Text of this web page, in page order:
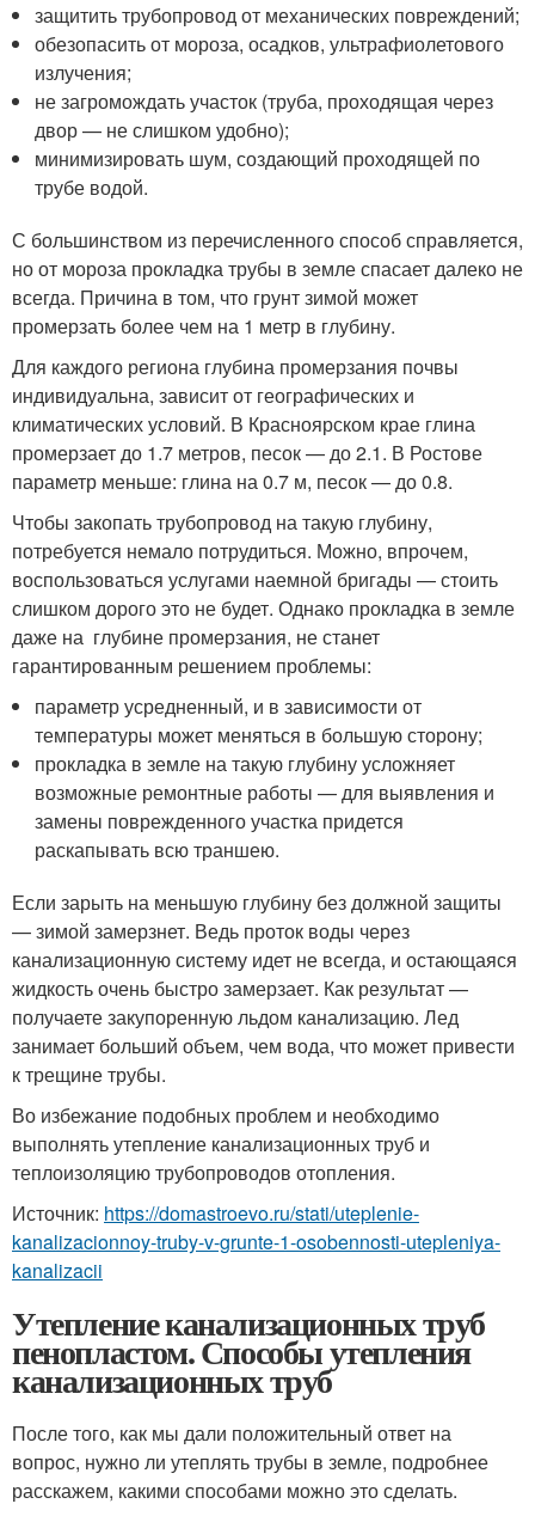
защитить трубопровод от механических повреждений;
обезопасить от мороза, осадков, ультрафиолетового
излучения;
не загромождать участок (труба, проходящая через
двор — не слишком удобно);
минимизировать шум, создающий проходящей по
трубе водой.
С большинством из перечисленного способ справляется,
но от мороза прокладка трубы в земле спасает далеко не
всегда. Причина в том, что грунт зимой может
промерзать более чем на 1 метр в глубину.
Для каждого региона глубина промерзания почвы
индивидуальна, зависит от географических и
климатических условий. В Красноярском крае глина
промерзает до 1.7 метров, песок — до 2.1. В Ростове
параметр меньше: глина на 0.7 м, песок — до 0.8.
Чтобы закопать трубопровод на такую глубину,
потребуется немало потрудиться. Можно, впрочем,
воспользоваться услугами наемной бригады — стоить
слишком дорого это не будет. Однако прокладка в земле
даже на глубине промерзания, не станет
гарантированным решением проблемы:
параметр усредненный, и в зависимости от
температуры может меняться в большую сторону;
прокладка в земле на такую глубину усложняет
возможные ремонтные работы — для выявления и
замены поврежденного участка придется
раскапывать всю траншею.
Если зарыть на меньшую глубину без должной защиты
— зимой замерзнет. Ведь проток воды через
канализационную систему идет не всегда, и остающаяся
жидкость очень быстро замерзает. Как результат —
получаете закупоренную льдом канализацию. Лед
занимает больший объем, чем вода, что может привести
к трещине трубы.
Во избежание подобных проблем и необходимо
выполнять утепление канализационных труб и
теплоизоляцию трубопроводов отопления.
Источник: https://domastroevo.ru/stati/uteplenie-
kanalizacionnoy-truby-v-grunte-1-osobennosti-utepleniya-
kanalizacii
Утепление канализационных труб
пенопластом. Способы утепления
канализационных труб
После того, как мы дали положительный ответ на
вопрос, нужно ли утеплять трубы в земле, подробнее
расскажем, какими способами можно это сделать.